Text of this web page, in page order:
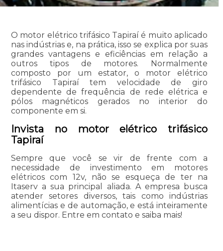
O motor elétrico trifásico Tapiraí é muito aplicado
nas indústrias e, na prática, isso se explica por suas
grandes vantagens e eficiências em relação a
outros tipos de motores. Normalmente
composto por um estator, o motor elétrico
trifásico Tapiraí tem velocidade de giro
dependente de frequência de rede elétrica e
pólos magnéticos gerados no interior do
componente em si.
Invista no motor elétrico trifásico
Tapiraí
Sempre que você se vir de frente com a
necessidade de investimento em motores
elétricos com 12v, não se esqueça de ter na
Itaserv a sua principal aliada. A empresa busca
atender setores diversos, tais como indústrias
alimentícias e de automação, e está inteiramente
a seu dispor. Entre em contato e saiba mais!